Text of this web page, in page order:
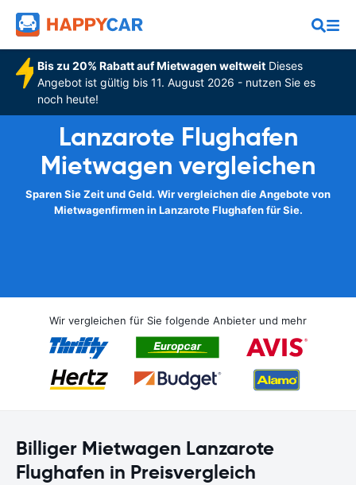
Bis zu 20% Rabatt auf Mietwagen weltweitDieses
Angebot ist gültig bis 11. August 2026 - nutzen Sie es
noch heute!
Lanzarote Flughafen
Mietwagen vergleichen
Sparen Sie Zeit und Geld. Wir vergleichen die Angebote von
Mietwagenfirmen in Lanzarote Flughafen für Sie.
Wir vergleichen für Sie folgende Anbieter und mehr
Billiger Mietwagen Lanzarote
Flughafen in Preisvergleich